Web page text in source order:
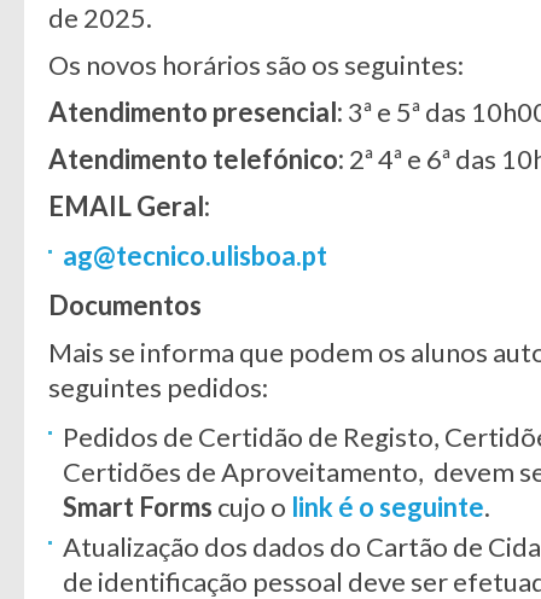
de 2025.
Os novos horários são os seguintes:
Atendimento presencial: 3ª e 5ª das
Atendimento telefónico: 2ª 4ª e 6ª das
EMAIL Geral:
ag@tecnico.ulisboa.pt
Documentos
Mais se informa que podem os alunos
seguintes pedidos:
Pedidos de Certidão de Registo,
Certidões de Aproveitamento, devem
Smart Forms cujo o link é o seguinte.
Atualização dos dados do Cartão de
de identificação pessoal deve ser